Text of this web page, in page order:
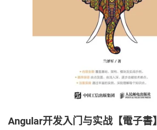
電子/紙本書
HOT
Angular开发入门与实战【電子書】